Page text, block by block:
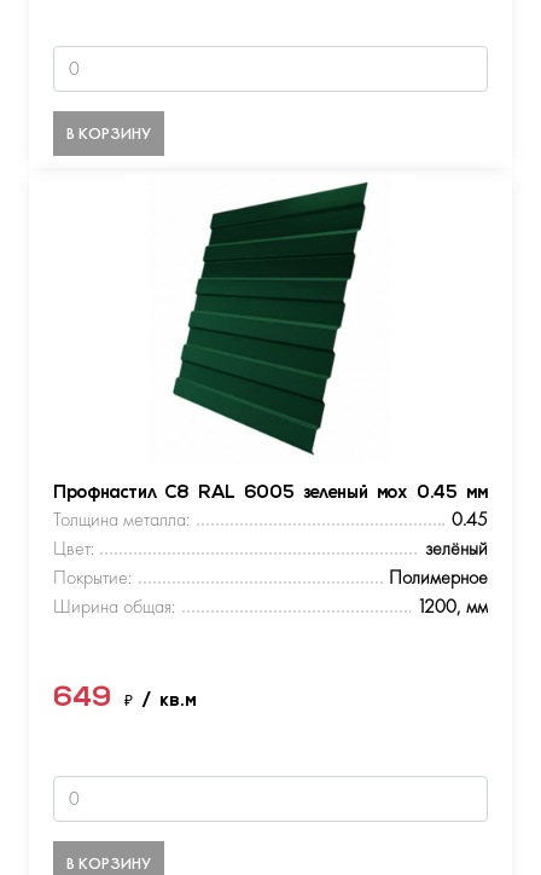
В КОРЗИНУ
Профнастил С8 RAL 6005 зеленый мох 0.45 мм
Толщина металла:
0.45
Цвет:
зелёный
Покрытие:
Полимерное
Ширина общая:
1200, мм
649 ₽ / кв.м
В КОРЗИНУ